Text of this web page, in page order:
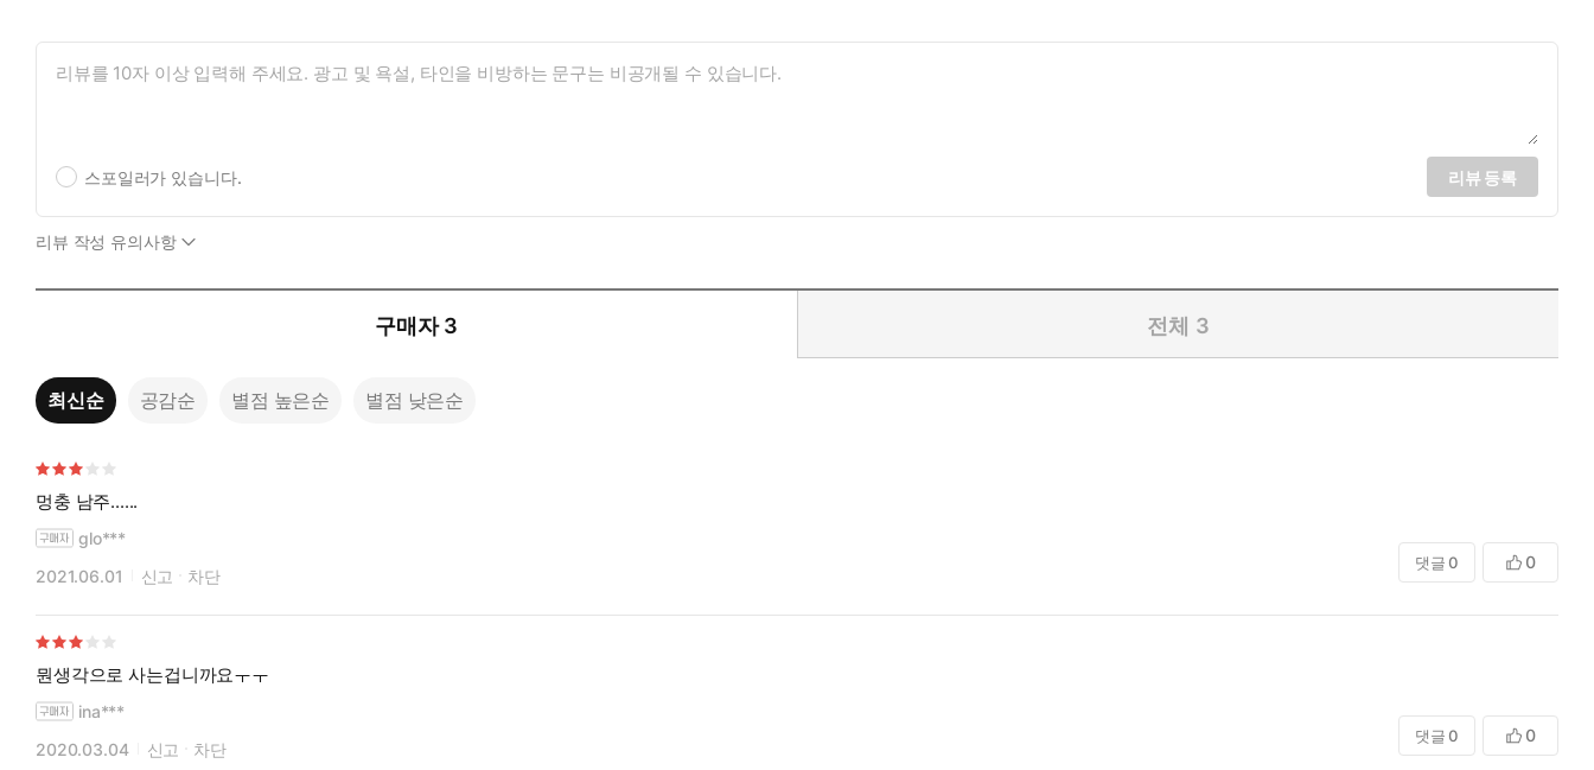
스포일러가 있습니다. 리뷰 등록
리뷰 작성 유의사항
구매자 3 전체 3
최신순 공감순 별점 높은순 별점 낮은순
멍충 남주......
glo***
2021.06.01
신고 차단
댓글 0 0
뭔생각으로 사는겁니까요ㅜㅜ
ina***
2020.03.04
신고 차단
댓글 0 0